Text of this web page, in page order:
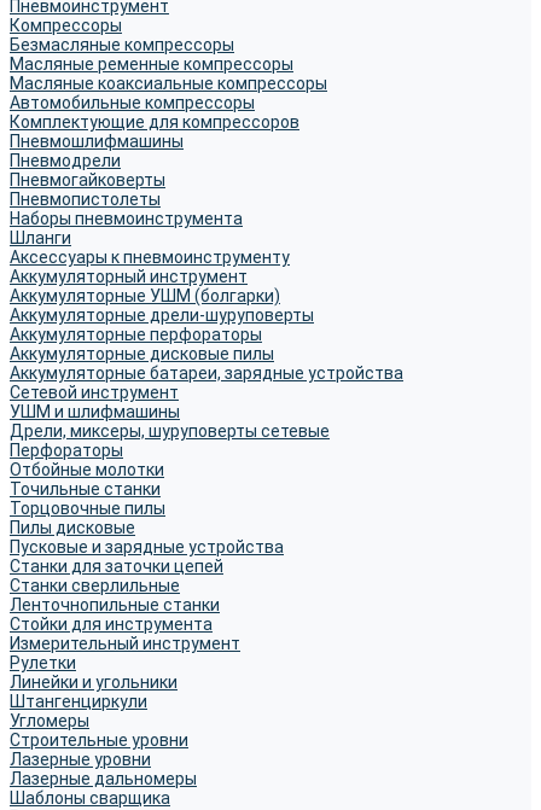
Пневмоинструмент
Компрессоры
Безмасляные компрессоры
Масляные ременные компрессоры
Масляные коаксиальные компрессоры
Автомобильные компрессоры
Комплектующие для компрессоров
Пневмошлифмашины
Пневмодрели
Пневмогайковерты
Пневмопистолеты
Наборы пневмоинструмента
Шланги
Аксессуары к пневмоинструменту
Аккумуляторный инструмент
Аккумуляторные УШМ (болгарки)
Аккумуляторные дрели-шуруповерты
Аккумуляторные перфораторы
Аккумуляторные дисковые пилы
Аккумуляторные батареи, зарядные устройства
Сетевой инструмент
УШМ и шлифмашины
Дрели, миксеры, шуруповерты сетевые
Перфораторы
Отбойные молотки
Точильные станки
Торцовочные пилы
Пилы дисковые
Пусковые и зарядные устройства
Станки для заточки цепей
Станки сверлильные
Ленточнопильные станки
Стойки для инструмента
Измерительный инструмент
Рулетки
Линейки и угольники
Штангенциркули
Угломеры
Строительные уровни
Лазерные уровни
Лазерные дальномеры
Шаблоны сварщика